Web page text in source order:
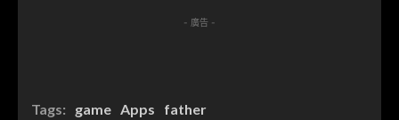
- 廣告 -
Tags: game Apps father